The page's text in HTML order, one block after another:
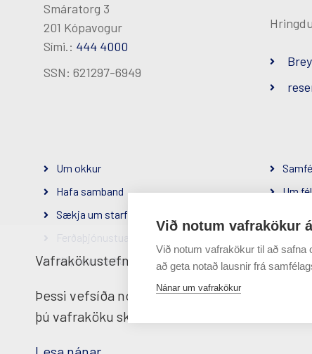
Smáratorg 3
201 Kópavogur
Sími.: 444 4000
SSN: 621297-6949
Um okkur
Hafa samband
Sækja um starf
Hópamatseðlar
Um
Vafrakökustefna
Þessi vefsíða notar vafrakökur til að tryggja
þú vafraköku skilmála okkar
Við notum vafrakökur
Við notum vafrakökur til að safna
að geta notað lausnir frá
Nánar um vafrakökur